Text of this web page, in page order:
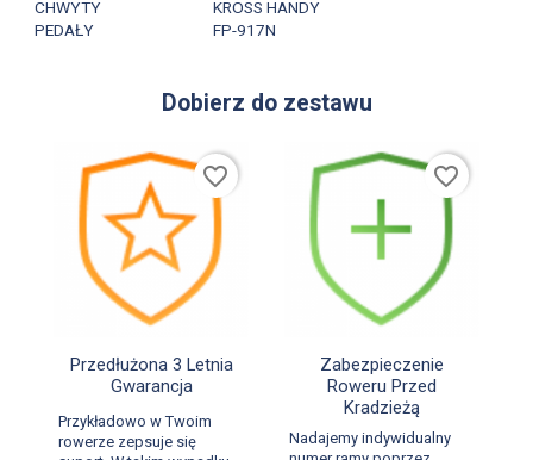
CHWYTY
KROSS HANDY
PEDAŁY
FP-917N
Dobierz do zestawu
Szybki podgląd
Przedłużona 3 Letnia
Gwarancja
Przykładowo w Twoim
rowerze zepsuje się
favorite_border
Szybki podgląd
Zabezpieczenie
Roweru Przed
Kradzieżą
Nadajemy indywidualny
favorite_border